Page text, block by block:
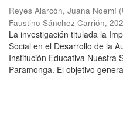
Reyes Alarcón, Juana Noemí (
Faustino Sánchez Carrión,
La investigación titulada la
Social en el Desarrollo de la
Institución Educativa Nuestra
Paramonga. El objetivo